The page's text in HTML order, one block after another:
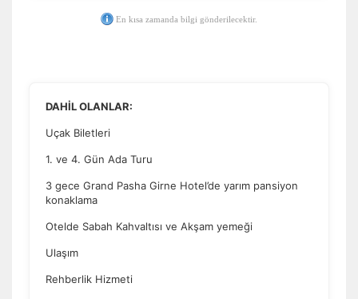
En kısa zamanda bilgi gönderilecektir.
DAHİL OLANLAR:
Uçak Biletleri
1. ve 4. Gün Ada Turu
3 gece Grand Pasha Girne Hotel’de yarım pansiyon
konaklama
Otelde Sabah Kahvaltısı ve Akşam yemeği
Ulaşım
Rehberlik Hizmeti